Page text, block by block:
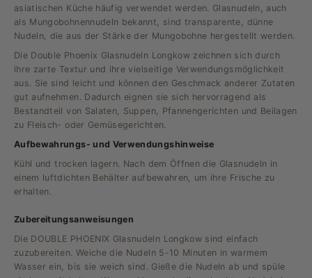
asiatischen Küche häufig verwendet werden. Glasnudeln, auch
als Mungobohnennudeln bekannt, sind transparente, dünne
Nudeln, die aus der Stärke der Mungobohne hergestellt werden.
Die Double Phoenix Glasnudeln Longkow zeichnen sich durch
ihre zarte Textur und ihre vielseitige Verwendungsmöglichkeit
aus. Sie sind leicht und können den Geschmack anderer Zutaten
gut aufnehmen. Dadurch eignen sie sich hervorragend als
Bestandteil von Salaten, Suppen, Pfannengerichten und Beilagen
zu Fleisch- oder Gemüsegerichten.
Aufbewahrungs- und Verwendungshinweise
Kühl und trocken lagern. Nach dem Öffnen die Glasnudeln in
einem luftdichten Behälter aufbewahren, um ihre Frische zu
erhalten.
Zubereitungsanweisungen
Die DOUBLE PHOENIX Glasnudeln Longkow sind einfach
zuzubereiten. Weiche die Nudeln 5-10 Minuten in warmem
Wasser ein, bis sie weich sind. Gieße die Nudeln ab und spüle